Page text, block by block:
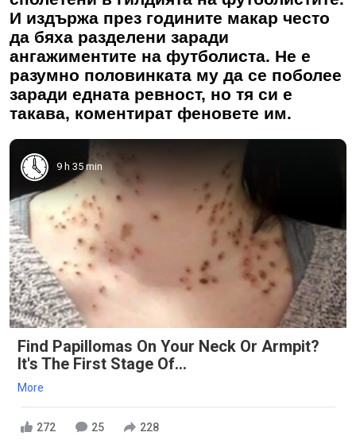
И издържа през годините макар често
да бяха разделени заради
ангажиментите на футболиста. Не е
разумно половинката му да се поболее
заради едната ревност, но тя си е
такава, коментират феновете им.
9 h 35 min
Find Papillomas On Your Neck Or Armpit?
It's The First Stage Of...
More
272 25 228